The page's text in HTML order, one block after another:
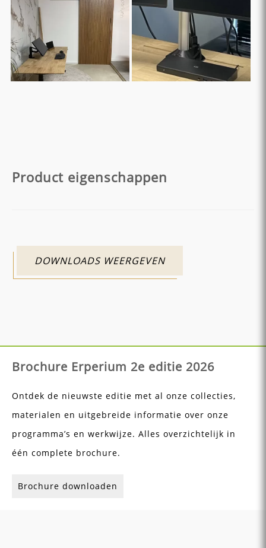
Product eigenschappen
DOWNLOADS WEERGEVEN
Brochure Erperium 2e editie 2026
Ontdek de nieuwste editie met al onze collecties,
materialen en uitgebreide informatie over onze
programma’s en werkwijze. Alles overzichtelijk in
één complete brochure.
Brochure downloaden